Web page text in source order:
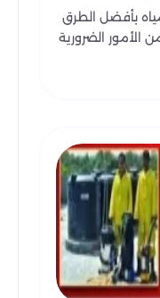
بأفضل الطرق
الأمور الضرورية